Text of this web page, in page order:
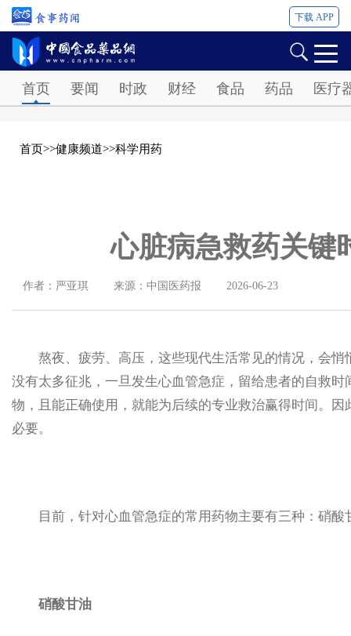
下载 APP
首页 要闻 时政 财经 食品 药品 医疗
首页>>健康频道>>科学用药
心脏病急救药关键
作者：严亚琪 来源：中国医药报 2026-06-23
熬夜、疲劳、高压，这些现代生活常见的情况，会悄
没有太多征兆，一旦发生心血管急症，留给患者的自救
物，且能正确使用，就能为后续的专业救治赢得时间。
必要。
目前，针对心血管急症的常用药物主要有三种：硝酸
硝酸甘油